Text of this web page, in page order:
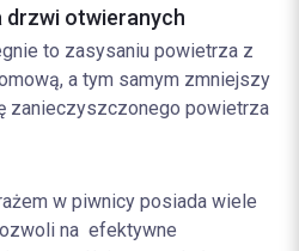
drzwi otwieranych
to zasysaniu powietrza z
a tym samym zmniejszy
zanieczyszczonego powietrza
w piwnicy posiada wiele
na efektywne